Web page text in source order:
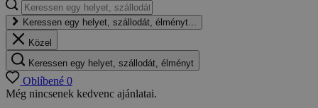
Keressen egy helyet, szállodát, élményt...
Közel
Keressen egy helyet, szállodát, élményt
Oblíbené 0
Még nincsenek kedvenc ajánlatai.